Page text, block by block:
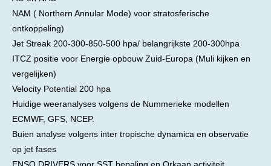
NAM ( Northern Annular Mode) voor stratosferische
ontkoppeling)
Jet Streak 200-300-850-500 hpa/ belangrijkste 200-300hpa
ITCZ positie voor Energie opbouw Zuid-Europa (Muli kijken en
vergelijken)
Velocity Potential 200 hpa
Huidige weeranalyses volgens de Nummerieke modellen
ECMWF, GFS, NCEP.
Buien analyse volgens inter tropische dynamica en observatie
op jet fases